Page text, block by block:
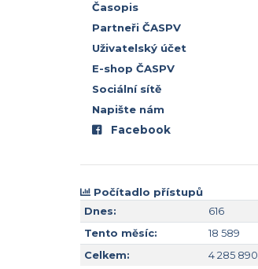
Časopis
Partneři ČASPV
Uživatelský účet
E-shop ČASPV
Sociální sítě
Napište nám
Facebook
Počítadlo přístupů
Dnes:
616
Tento měsíc:
18 589
Celkem:
4 285 890